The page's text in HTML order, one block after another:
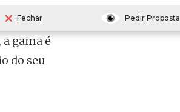
evoluiu
gama é
do seu
Fechar Pedir Proposta